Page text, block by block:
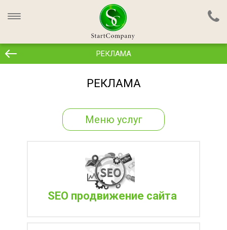
РЕКЛАМА
РЕКЛАМА
Меню услуг
SEO продвижение сайта